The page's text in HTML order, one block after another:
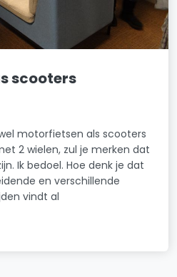
scooters
motorfietsen als scooters
2 wielen, zul je merken dat
Ik bedoel. Hoe denk je dat
en verschillende
vindt al